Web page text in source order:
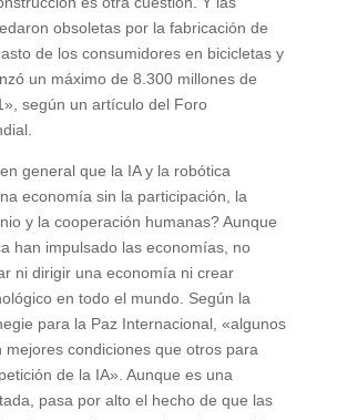
obsoletas por la fabricación de
de los consumidores en bicicletas y
un máximo de 8.300 millones de
según un artículo del Foro
general que la IA y la robótica
economía sin la participación, la
y la cooperación humanas? Aunque
han impulsado las economías, no
ni dirigir una economía ni crear
en todo el mundo. Según la
para la Paz Internacional, «algunos
mejores condiciones que otros para
de la IA». Aunque es una
pasa por alto el hecho de que las